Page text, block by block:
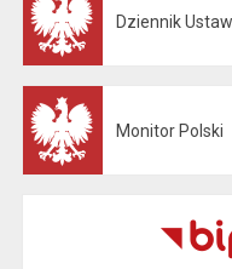
Dziennik Ustaw
Monitor Polski